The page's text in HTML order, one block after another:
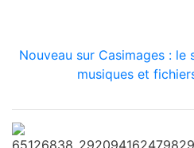
Nouveau sur Casimages :
musiques et